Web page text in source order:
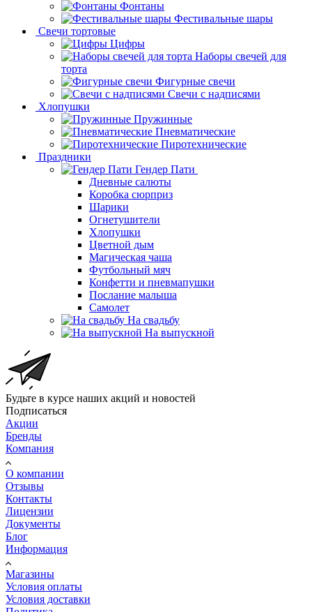
Фонтаны
Фестивальные шары
Свечи тортовые
Цифры
Наборы свечей для
торта
Фигурные свечи
Свечи с надписями
Хлопушки
Пружинные
Пневматические
Пиротехнические
Праздники
Гендер Пати
Дневные салюты
Коробка сюрприз
Шарики
Огнетушители
Хлопушки
Цветной дым
Магическая чаша
Футбольный мяч
Конфетти и пневмапушки
Послание малыша
Самолет
На свадьбу
На выпускной
Будьте в курсе наших акций и новостей
Подписаться
Акции
Бренды
Компания
О компании
Отзывы
Контакты
Лицензии
Документы
Блог
Информация
Магазины
Условия оплаты
Условия доставки